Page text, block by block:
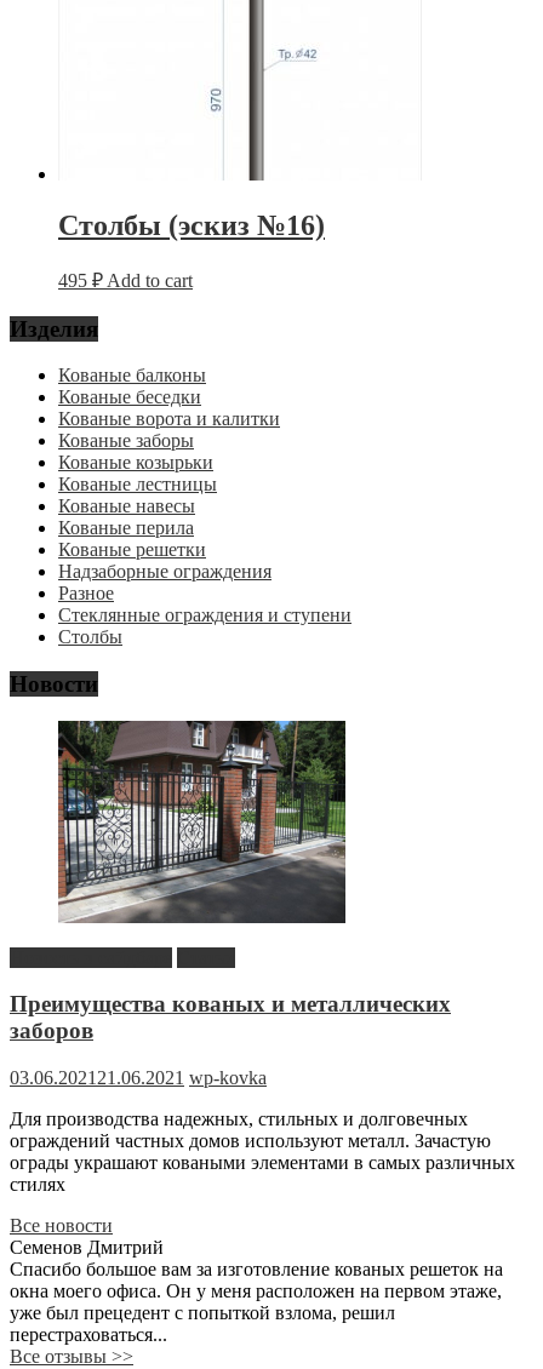
Столбы (эскиз №16)
495 ₽ Add to cart
Изделия
Кованые балконы
Кованые беседки
Кованые ворота и калитки
Кованые заборы
Кованые козырьки
Кованые лестницы
Кованые навесы
Кованые перила
Кованые решетки
Надзаборные ограждения
Разное
Стеклянные ограждения и ступени
Столбы
Новости
Преимущества кованых и металлических
заборов
03.06.2021 21.06.2021 wp-kovka
Для производства надежных, стильных и долговечных
ограждений частных домов используют металл. Зачастую
ограды украшают коваными элементами в самых различных
стилях
Все новости
Семенов Дмитрий
Спасибо большое вам за изготовление кованых решеток на
окна моего офиса. Он у меня расположен на первом этаже,
уже был прецедент с попыткой взлома, решил
перестраховаться...
Все отзывы >>